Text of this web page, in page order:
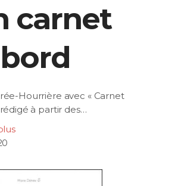
carnet
Hourrière avec « Carnet
à partir des…